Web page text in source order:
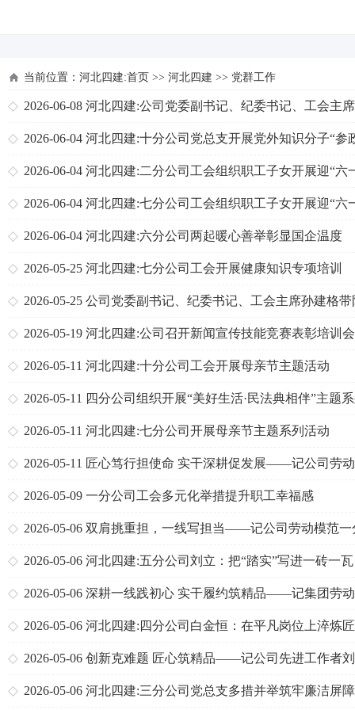
当前位置： 河北四建:首页 >> 河北四建 >> 党群工作
2026-06-08 河北四建:公司党委副书记、纪委书记、工会主
建格一行到天津分公司、一分公司检查指导“三点联创”工作
2026-06-04 河北四建:十分公司党总支开展党外知识分子“参
公、实干为民”主题教育
2026-06-04 河北四建:二分公司工会组织职工子女开展迎“六
列活动
2026-06-04 河北四建:七分公司工会组织职工子女开展迎“六
列活动
2026-06-04 河北四建:六分公司两起暖心善举彰显国企温度
2026-05-25 河北四建:七分公司工会开展健康知识专项培训
2026-05-25 公司党委副书记、纪委书记、工会主席孙建格带
项目部检查指导“三点联创”工作
2026-05-19 河北四建:公司召开新闻宣传技能竞赛表彰培训会
2026-05-11 河北四建:十分公司工会开展母亲节主题活动
2026-05-11 四分公司组织开展“美好生活·民法典相伴”主题
活动
2026-05-11 河北四建:七分公司开展母亲节主题系列活动
2026-05-11 匠心笃行担使命 实干深耕促发展——记公司劳
范杨振远
2026-05-09 一分公司工会多元化举措提升职工幸福感
2026-05-06 双肩挑重担，一线写担当——记公司劳动模范一
司池鹏泽
2026-05-06 河北四建:五分公司刘立：把“踏实”写进一砖一瓦
2026-05-06 深耕一线践初心 实干履约筑精品——记集团劳
范、三分公司行唐项目经理张泽
2026-05-06 河北四建:四分公司白金恒：在平凡岗位上淬炼
2026-05-06 创新克难题 匠心筑精品——记公司先进工作者
2026-05-06 河北四建:三分公司党总支多措并举筑牢廉洁屏障